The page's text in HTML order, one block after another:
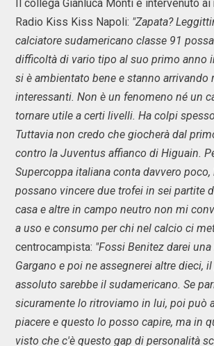
Il collega Gianluca Monti è intervenuto
Radio Kiss Kiss Napoli: "Zapata?
calciatore sudamericano classe 91
difficoltà di vario tipo al suo primo anno
si è ambientato bene e stanno arrivando
interessanti. Non è un fenomeno né un
tornare utile a certi livelli. Ha colpi
Tuttavia non credo che giocherà dal
contro la Juventus affianco di Higuain.
Supercoppa italiana conta davvero
possano vincere due trofei in sei partite
casa e altre in campo neutro non mi
a uso e consumo per chi nel calcio ci
centrocampista: "Fossi Benitez darei
Gargano e poi ne assegnerei altre dieci,
assoluto sarebbe il sudamericano. Se
sicuramente lo ritroviamo in lui, poi può
piacere e questo lo posso capire, ma in
visto che c'è questo gap di personalità